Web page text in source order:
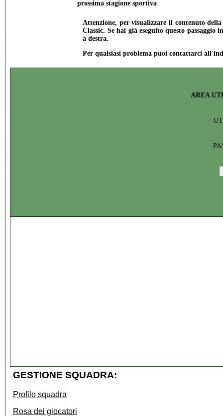
prossima stagione sportiva
Attenzione, per visualizzare il contenuto
Classic. Se hai già eseguito questo
a destra.
Per qualsiasi problema puoi contattarci
AREA
GESTIONE SQUADRA:
Profilo squadra
Rosa dei giocatori